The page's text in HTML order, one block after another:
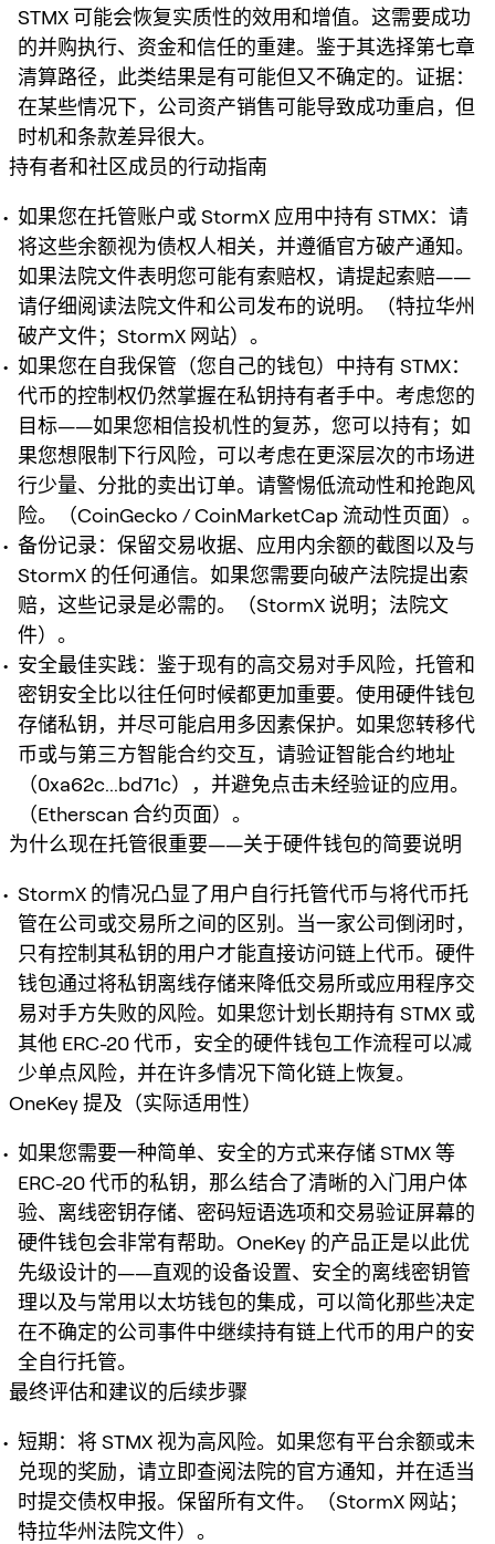
STMX 可能会恢复实质性的效用和增值。这需要成功
的并购执行、资金和信任的重建。鉴于其选择第七章
清算路径，此类结果是有可能但又不确定的。证据：
在某些情况下，公司资产销售可能导致成功重启，但
时机和条款差异很大。
持有者和社区成员的行动指南
如果您在托管账户或 StormX 应用中持有 STMX：请
将这些余额视为债权人相关，并遵循官方破产通知。
如果法院文件表明您可能有索赔权，请提起索赔——
请仔细阅读法院文件和公司发布的说明。（特拉华州
破产文件；StormX 网站）。
如果您在自我保管（您自己的钱包）中持有 STMX：
代币的控制权仍然掌握在私钥持有者手中。考虑您的
目标——如果您相信投机性的复苏，您可以持有；如
果您想限制下行风险，可以考虑在更深层次的市场进
行少量、分批的卖出订单。请警惕低流动性和抢跑风
险。（CoinGecko / CoinMarketCap 流动性页面）。
备份记录：保留交易收据、应用内余额的截图以及与
StormX 的任何通信。如果您需要向破产法院提出索
赔，这些记录是必需的。（StormX 说明；法院文
件）。
安全最佳实践：鉴于现有的高交易对手风险，托管和
密钥安全比以往任何时候都更加重要。使用硬件钱包
存储私钥，并尽可能启用多因素保护。如果您转移代
币或与第三方智能合约交互，请验证智能合约地址
（0xa62c...bd71c），并避免点击未经验证的应用。
（Etherscan 合约页面）。
为什么现在托管很重要——关于硬件钱包的简要说明
StormX 的情况凸显了用户自行托管代币与将代币托
管在公司或交易所之间的区别。当一家公司倒闭时，
只有控制其私钥的用户才能直接访问链上代币。硬件
钱包通过将私钥离线存储来降低交易所或应用程序交
易对手方失败的风险。如果您计划长期持有 STMX 或
其他 ERC-20 代币，安全的硬件钱包工作流程可以减
少单点风险，并在许多情况下简化链上恢复。
OneKey 提及（实际适用性）
如果您需要一种简单、安全的方式来存储 STMX 等
ERC-20 代币的私钥，那么结合了清晰的入门用户体
验、离线密钥存储、密码短语选项和交易验证屏幕的
硬件钱包会非常有帮助。OneKey 的产品正是以此优
先级设计的——直观的设备设置、安全的离线密钥管
理以及与常用以太坊钱包的集成，可以简化那些决定
在不确定的公司事件中继续持有链上代币的用户的安
全自行托管。
最终评估和建议的后续步骤
短期：将 STMX 视为高风险。如果您有平台余额或未
兑现的奖励，请立即查阅法院的官方通知，并在适当
时提交债权申报。保留所有文件。（StormX 网站；
特拉华州法院文件）。